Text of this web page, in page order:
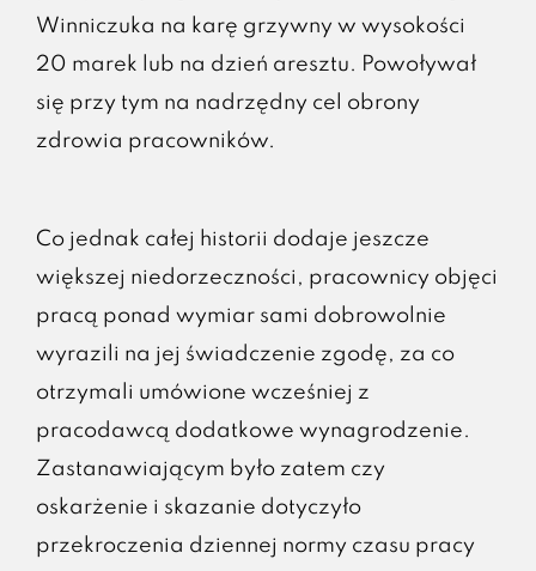
Winniczuka na karę grzywny w wysokości
20 marek lub na dzień aresztu. Powoływał
się przy tym na nadrzędny cel obrony
zdrowia pracowników.
Co jednak całej historii dodaje jeszcze
większej niedorzeczności, pracownicy objęci
pracą ponad wymiar sami dobrowolnie
wyrazili na jej świadczenie zgodę, za co
otrzymali umówione wcześniej z
pracodawcą dodatkowe wynagrodzenie.
Zastanawiającym było zatem czy
oskarżenie i skazanie dotyczyło
przekroczenia dziennej normy czasu pracy